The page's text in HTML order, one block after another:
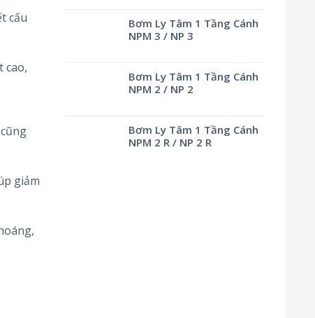
Bơm Ly Tâm 1 Tầng Cánh
NPM 3 / NP 3
Bơm Ly Tâm 1 Tầng Cánh
NPM 2 / NP 2
Bơm Ly Tâm 1 Tầng Cánh
NPM 2 R / NP 2 R
cấu
cao,
giảm